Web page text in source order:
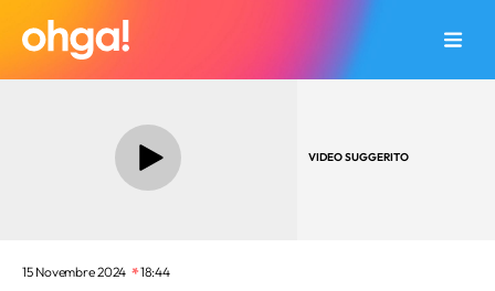
VIDEO SUGGERITO
15 Novembre 2024 18:44